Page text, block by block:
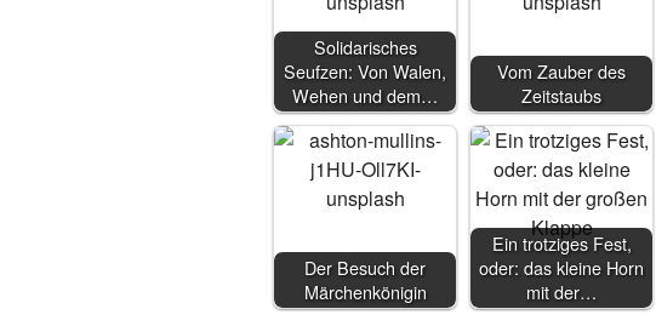
Solidarisches
Seufzen: Von Walen,
Wehen und dem…
Vom Zauber des
Zeitstaubs
Der Besuch der
Märchenkönigin
Ein trotziges Fest,
oder: das kleine Horn
mit der…